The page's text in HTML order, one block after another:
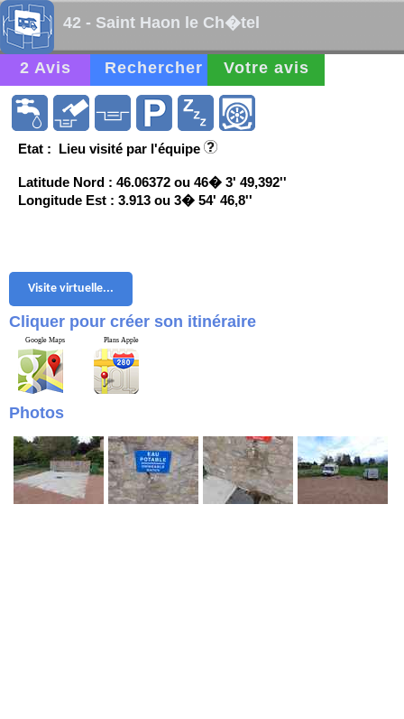
42 - Saint Haon le Ch�tel
2 Avis Rechercher Votre avis
Etat : Lieu visité par l'équipe
Latitude Nord : 46.06372 ou 46� 3' 49,392''
Longitude Est : 3.913 ou 3� 54' 46,8''
Visite virtuelle...
Cliquer pour créer son itinéraire
Google Maps Plans Apple
Photos